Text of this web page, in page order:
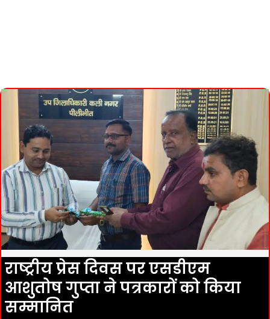
राष्ट्रीय प्रेस दिवस पर एसडीएम
आशुतोष गुप्ता ने पत्रकारों को किया
सम्मानित